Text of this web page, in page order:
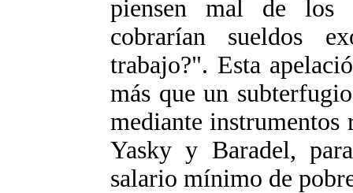
piensen mal de los
cobrarían sueldos
trabajo?". Esta
más que un
mediante instrumentos
Yasky y Baradel,
salario mínimo de